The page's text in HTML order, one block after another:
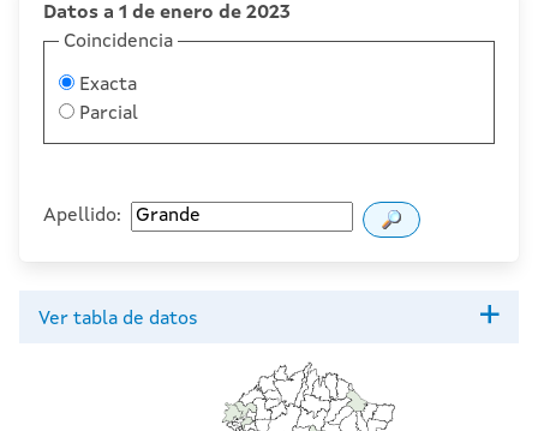
Datos a 1 de enero de 2023
Coincidencia
Exacta
Parcial
Apellido:
Ver tabla de datos